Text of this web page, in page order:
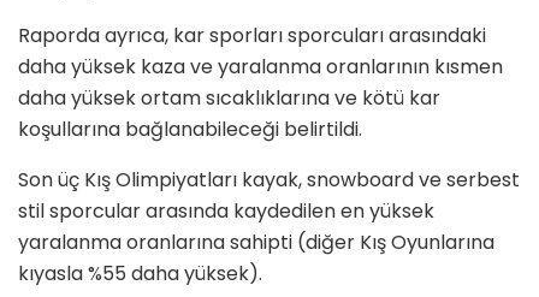
Raporda ayrıca, kar sporları sporcuları arasındaki
daha yüksek kaza ve yaralanma oranlarının kısmen
daha yüksek ortam sıcaklıklarına ve kötü kar
koşullarına bağlanabileceği belirtildi.
Son üç Kış Olimpiyatları kayak, snowboard ve serbest
stil sporcular arasında kaydedilen en yüksek
yaralanma oranlarına sahipti (diğer Kış Oyunlarına
kıyasla %55 daha yüksek).